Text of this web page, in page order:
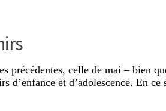
précédentes, celle de mai – bien
d’enfance et d’adolescence. En ce